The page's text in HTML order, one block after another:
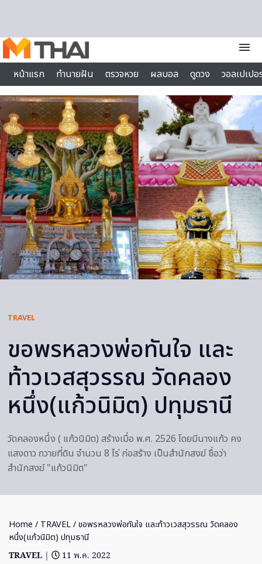
menu
หน้าแรก
ทำนายฝัน ตรวจหวย ผลบอล ดูดวง
วอลเปเป
ไลฟ์สไตล์
TRAVEL
ขอพรหลวงพ่อทันใจ และ
ท้าวเวสสุวรรณ วัดคลอง
หนึ่ง(แก้วนิมิต) ปทุมธานี
วัดคลองหนึ่ง ( แก้วนิมิต) สร้างเมื่อ พ.ศ. 2526 โดยมีนางแก้ว คง
แสงดาว ถวายที่ดิน จำนวน 8 ไร่ ก่อสร้าง เป็นสำนักสงฆ์ ชื่อว่า
สำนักสงฆ์ "แก้วนิมิต"
Home / TRAVEL/ ขอพรหลวงพ่อทันใจ และท้าวเวสสุวรรณ วัดคลอง
หนึ่ง(แก้วนิมิต) ปทุมธานี
TRAVEL |
11 พ.ค. 2022